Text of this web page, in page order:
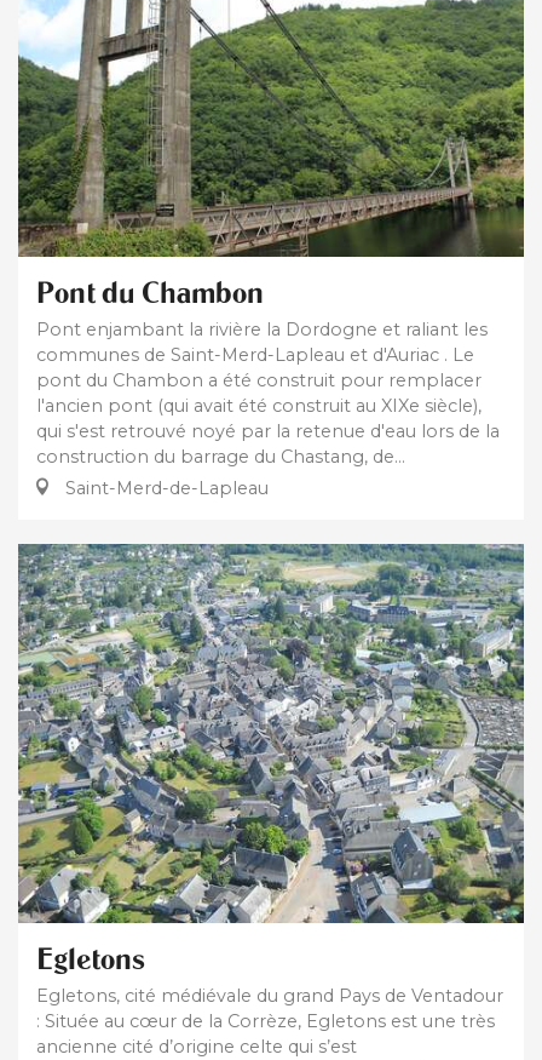
Pont du Chambon
Pont enjambant la rivière la Dordogne et raliant les
communes de Saint-Merd-Lapleau et d'Auriac . Le
pont du Chambon a été construit pour remplacer
l'ancien pont (qui avait été construit au XIXe siècle),
qui s'est retrouvé noyé par la retenue d'eau lors de la
construction du barrage du Chastang, de...
Saint-Merd-de-Lapleau
Egletons
Egletons, cité médiévale du grand Pays de Ventadour
: Située au cœur de la Corrèze, Egletons est une très
ancienne cité d’origine celte qui s’est